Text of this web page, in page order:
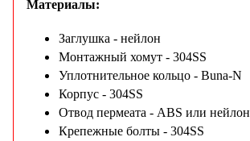
Материалы:
Заглушка - нейлон
Монтажный хомут - 304SS
Уплотнительное кольцо - Buna-N
Корпус - 304SS
Отвод пермеата - ABS или нейлон
Крепежные болты - 304SS